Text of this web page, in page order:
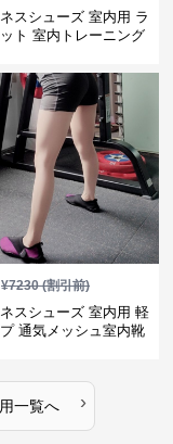
スシューズ 室内用 ラ
ト 室内トレーニング
¥7230(割引前)
スシューズ 室内用 軽
通気メッシュ室内靴
一覧へ ›